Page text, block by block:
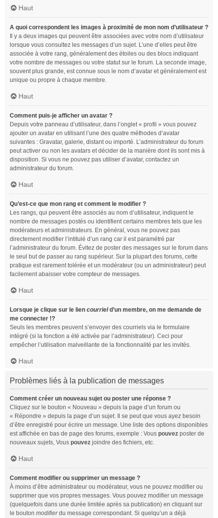
Haut
A quoi correspondent les images à proximité de mon nom d’utilisateur ?
Il y a deux images qui peuvent être associées avec votre nom d’utilisateur
lorsque vous consultez les messages d’un sujet. L’une d’elles peut être
associée à votre rang, généralement des étoiles ou des blocs indiquant
votre nombre de messages ou votre statut sur le forum. La seconde image,
souvent plus grande, est connue sous le nom d’avatar et généralement est
unique ou propre à chaque membre.
Haut
Comment puis-je afficher un avatar ?
Depuis votre panneau d’utilisateur, dans l’onglet « profil » vous pouvez
ajouter un avatar en utilisant l’une des quatre méthodes d’avatar
suivantes : Gravatar, galerie, distant ou importé. L’administrateur du forum
peut activer ou non les avatars et décider de la manière dont ils sont mis à
disposition. Si vous ne pouvez pas utiliser d’avatar, contactez un
administrateur du forum.
Haut
Qu’est-ce que mon rang et comment le modifier ?
Les rangs, qui peuvent être associés au nom d’utilisateur, indiquent le
nombre de messages postés ou identifient certains membres tels que les
modérateurs et administrateurs. En général, vous ne pouvez pas
directement modifier l’intitulé d’un rang car il est paramétré par
l’administrateur du forum. Évitez de poster des messages sur le forum dans
le seul but de passer au rang supérieur. Sur la plupart des forums, cette
pratique est rarement tolérée et un modérateur (ou un administrateur) peut
facilement abaisser votre compteur de messages.
Haut
Lorsque je clique sur le lien courrield’un membre, on me demande de
me connecter !?
Seuls les membres peuvent s’envoyer des courriels via le formulaire
intégré (si la fonction a été activée par l’administrateur). Ceci pour
empêcher l’utilisation malveillante de la fonctionnalité par les invités.
Haut
Problèmes liés à la publication de messages
Comment créer un nouveau sujet ou poster une réponse ?
Cliquez sur le bouton « Nouveau » depuis la page d’un forum ou
« Répondre » depuis la page d’un sujet. Il se peut que vous ayez besoin
d’être enregistré pour écrire un message. Une liste des options disponibles
est affichée en bas de page des forums, exemple : Vous pouvez poster de
nouveaux sujets, Vous pouvez joindre des fichiers, etc.
Haut
Comment modifier ou supprimer un message ?
À moins d’être administrateur ou modérateur, vous ne pouvez modifier ou
supprimer que vos propres messages. Vous pouvez modifier un message
(quelquefois dans une durée limitée après sa publication) en cliquant sur
le bouton modifierdu message correspondant. Si quelqu’un a déjà